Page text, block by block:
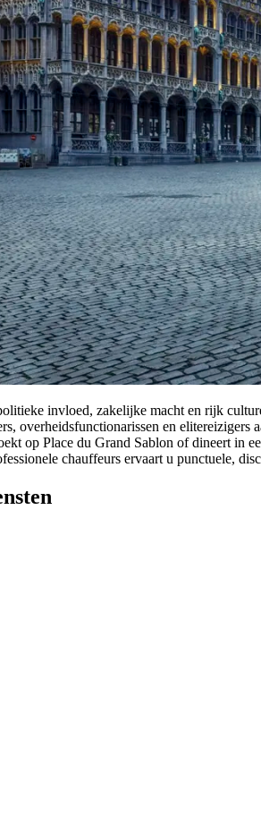
invloed, zakelijke macht en rijk
overheidsfunctionarissen en
op Place du Grand Sablon of dineert in
chauffeurs ervaart u punctuele,